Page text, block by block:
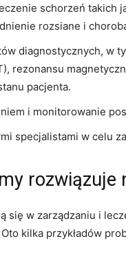
schorzeń takich
rozsiane i
diagnostycznych, w
rezonansu
pacjenta.
i monitorowanie
specjalistami w celu
rozwiązuje
się w zarządzaniu i
kilka przykładów